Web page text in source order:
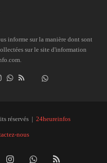
informe sur la manière dont sont
sur le site d'information
InstagramWhatsAppDailymotion
réservés | 24heureinfos
nous
InstagramWhatsApp
RSS